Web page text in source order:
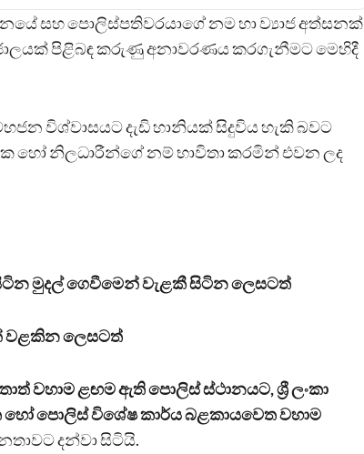
සහ පොලිස්පතිවරයාගේ නම හා ව්‍යාජ අත්සනක්
පිළිබඳ කරුණු අනාවරණය කරගැනීමට මෙහිදී
විශ්වාසයට දැඩි හානියක් සිදුවිය හැකි බවට
හෝ නිලධාරීන්ගේ නම් භාවිතා කරමින් එවන ලද
මුදල් ගෙවීමෙන් වැළකී සිටින ලෙසටත්
වළකින ලෙසටත්
වහාම ළඟම ඇති පොලිස් ස්ථානයට, ශ්‍රී ලංකා
පොලිස් විශේෂ කාර්ය බළකායවෙත වහාම
දන්වා සිටියි.